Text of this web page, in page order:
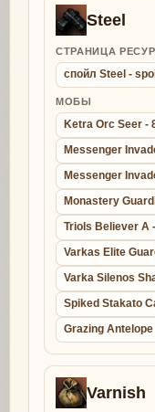
Steel
СТРАНИЦА
спойл Steel -
МОБЫ
Ketra Orc Seer -
Messenger
Messenger
Monastery
Triols Believer A
Varkas Elite
Varka Silenos
Spiked Stakato
Grazing
Varnish